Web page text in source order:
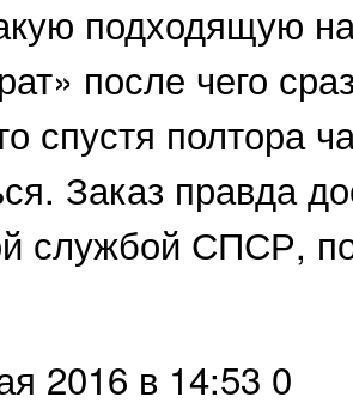
подходящую
после чего
спустя полтора
Заказ правда
службой СПСР,
2016 в 14:53 0